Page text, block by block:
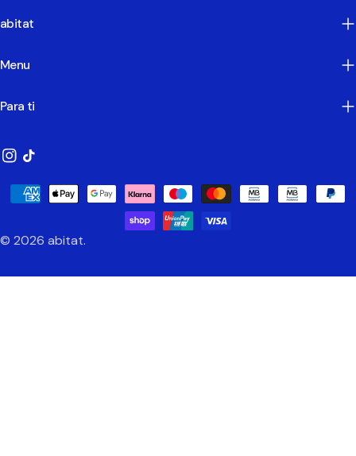
abitat
Menu
Para ti
Instagram
TikTok
© 2026 abitat.
Métodos
Pagamento